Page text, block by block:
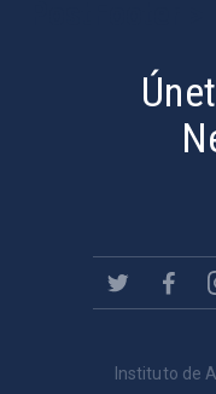
Instituto de